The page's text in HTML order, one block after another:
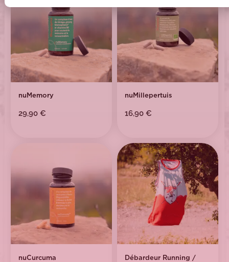
nuMemory
29,90 €
nuMillepertuis
16,90 €
nuCurcuma
Débardeur Running /